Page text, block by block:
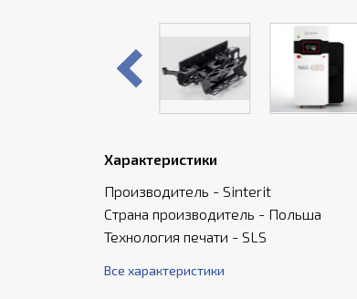
Характеристики
Производитель - Sinterit
Страна производитель - Польша
Технология печати - SLS
Все характеристики